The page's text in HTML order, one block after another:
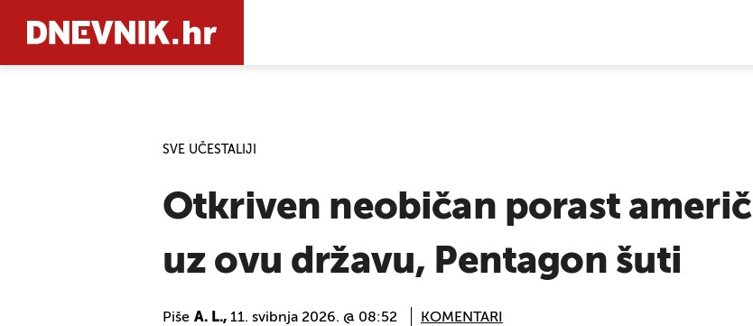
SVE UČESTALIJI
Otkriven neobičan porast
uz ovu državu, Pentagon šuti
Piše A. L., 11. svibnja 2026. @ 08:52 KOMENTARI